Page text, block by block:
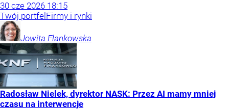
30 cze 2026 18:15
Twój portfel Firmy i rynki
Jowita Flankowska
Radosław Nielek, dyrektor NASK: Przez AI mamy mniej
czasu na interwencje